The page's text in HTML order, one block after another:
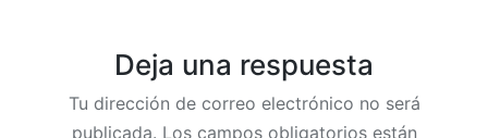
Deja una respuesta
Tu dirección de correo electrónico no será
publicada. Los campos obligatorios están